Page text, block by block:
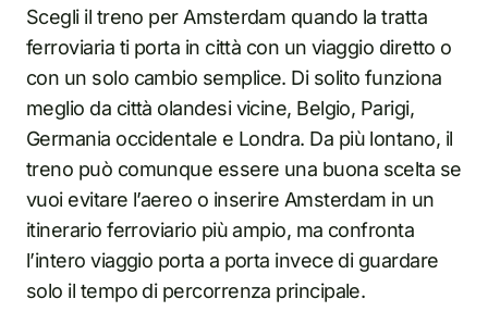
Scegli il treno per Amsterdam quando la tratta
ferroviaria ti porta in città con un viaggio diretto o
con un solo cambio semplice. Di solito funziona
meglio da città olandesi vicine, Belgio, Parigi,
Germania occidentale e Londra. Da più lontano, il
treno può comunque essere una buona scelta se
vuoi evitare l’aereo o inserire Amsterdam in un
itinerario ferroviario più ampio, ma confronta
l’intero viaggio porta a porta invece di guardare
solo il tempo di percorrenza principale.